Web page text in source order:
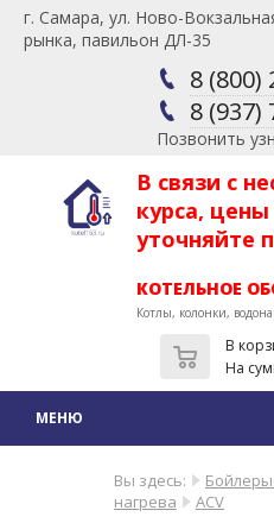
г. Самара, ул. Ново-
рынка, павильон ДЛ-35
8 (800)
8 (937)
Позвонить
В связи с
курса,
уточняйте
КОТЕЛЬНОЕ
Котлы, колонки,
В
На
Вы здесь:
Бойлеры
нагрева
ACV